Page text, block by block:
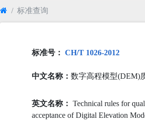
标准查询
标准号： CH/T 1026-2012
中文名称： 数字高程模型(DEM)
英文名称： Technical rules for
acceptance of Digital Elevation